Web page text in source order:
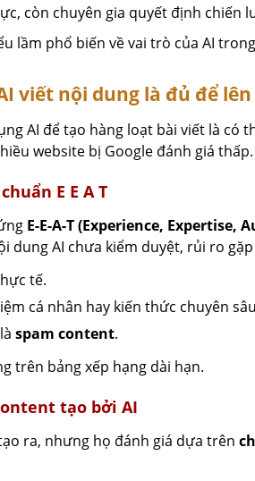
còn chuyên gia quyết định chiến
viết nội dung là đủ để lên
AI để tạo hàng loạt bài viết là có
website bị Google đánh giá thấp.
E E A T
E-E-A-T (Experience, Expertise,
dung AI chưa kiểm duyệt, rủi ro
tế.
cá nhân hay kiến thức chuyên
spam content.
trên bảng xếp hạng dài hạn.
tạo bởi AI
ra, nhưng họ đánh giá dựa trên